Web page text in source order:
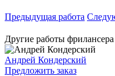
Предыдущая работа
Другие работы фрилансера
Андрей Кондерский
Предложить заказ